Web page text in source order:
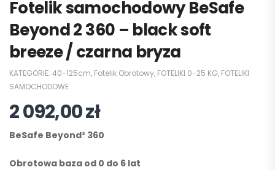
Fotelik samochodowy BeSafe
Beyond 2 360 – black soft
breeze / czarna bryza
KATEGORIE: 40-125cm, Fotelik Obrotowy, FOTELIKI 0-25 KG, FOTELIKI
SAMOCHODOWE
2 092,00zł
BeSafe Beyond² 360
Obrotowa baza od 0 do 6 lat